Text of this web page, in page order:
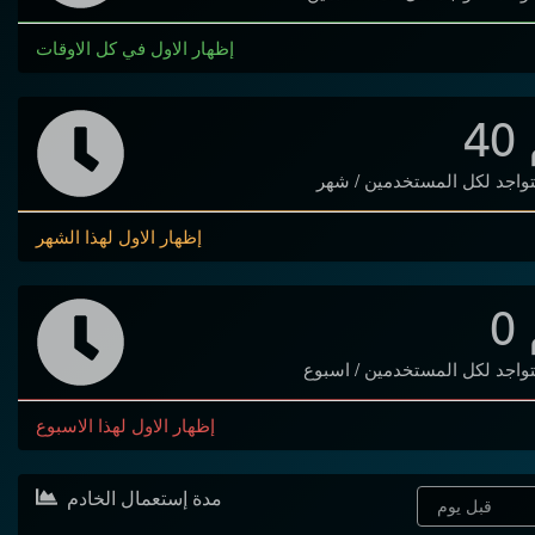
إظهار الاول في كل الاوقات
لكل المستخدمين / شهر
إظهار الاول لهذا الشهر
لكل المستخدمين / اسبوع
إظهار الاول لهذا الاسبوع
مدة إستعمال الخادم